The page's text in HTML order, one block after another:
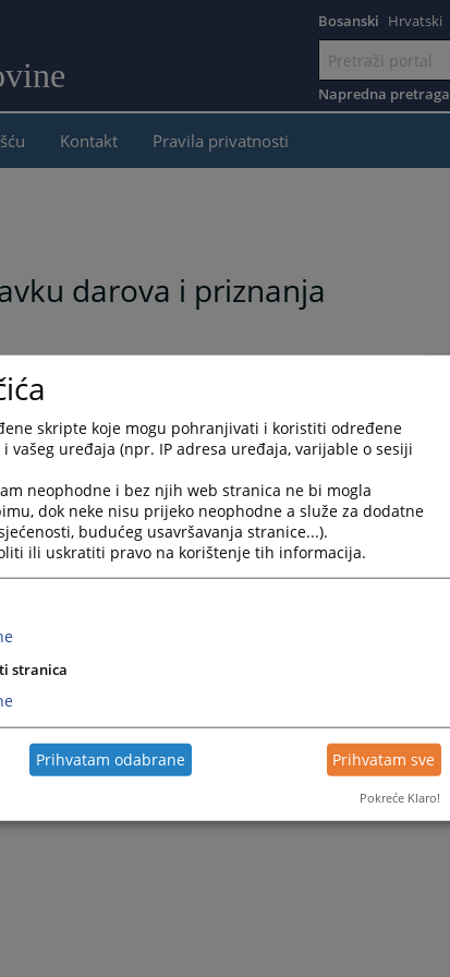
sadržaj
Bosanski Hrvatski
Napredna pretraga
Kontakt Pravila privatnosti
darova i priznanja
darova i priznanja, metodom direktni
"SUVENIR-S" Visoko
, broj Sp-04-
skripte koje mogu pohranjivati i koristiti određene
vašeg uređaja (npr. IP adresa uređaja, varijable o sesiji
neophodne i bez njih web stranica ne bi mogla
dok neke nisu prijeko neophodne a služe za dodatne
budućeg usavršavanja stranice...).
ili uskratiti pravo na korištenje tih informacija.
stranica
Prihvatam odabrane Prihvatam sve
Pokreće Klaro!